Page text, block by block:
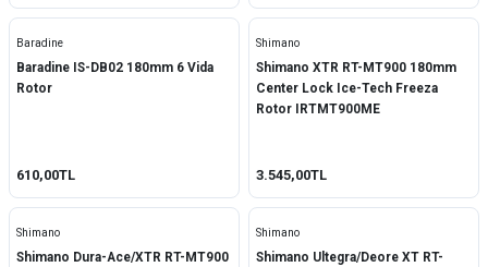
Baradine
Baradine IS-DB02 180mm 6 Vida
Rotor
610,00TL
Shimano
Shimano XTR RT-MT900 180mm
Center Lock Ice-Tech Freeza
Rotor IRTMT900ME
3.545,00TL
Shimano
Shimano Dura-Ace/XTR RT-MT900
Shimano
Shimano Ultegra/Deore XT RT-